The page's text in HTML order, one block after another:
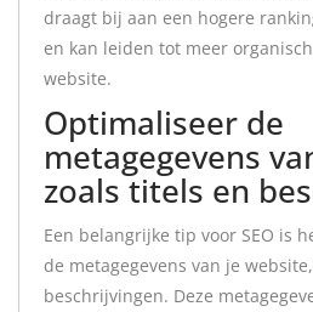
draagt bij aan een hogere
en kan leiden tot meer
website.
Optimaliseer de
metagegevens
zoals titels en
Een belangrijke tip voor SEO is
de metagegevens van je
beschrijvingen. Deze